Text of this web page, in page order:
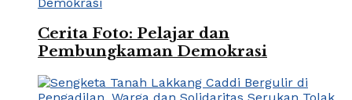
Cerita Foto: Pelajar dan
Pembungkaman Demokrasi